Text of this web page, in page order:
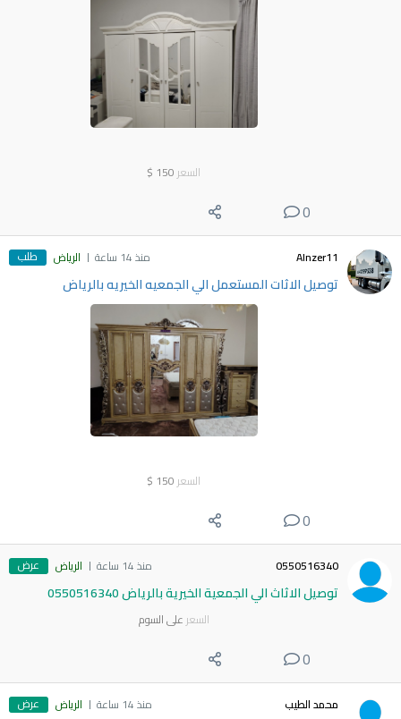
السعر 150
$
0
Alnzer11 منذ 14 ساعة الرياض طلب
توصيل الاثات المستعمل الي الجمعيه الخيريه بالرياض
السعر 150
$
0
0550516340 منذ 14 ساعة الرياض عرض
توصيل الاثاث الي الجمعية الخيرية بالرياض 0550516340
السعر على السوم
0
محمد الطيب منذ 14 ساعة الرياض عرض